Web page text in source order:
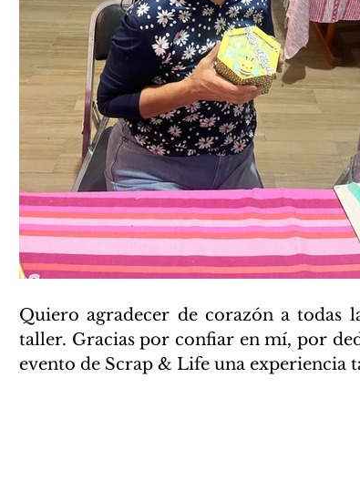
Quiero agradecer de corazón a todas
taller. Gracias por confiar en mí, por
evento de Scrap & Life una experiencia